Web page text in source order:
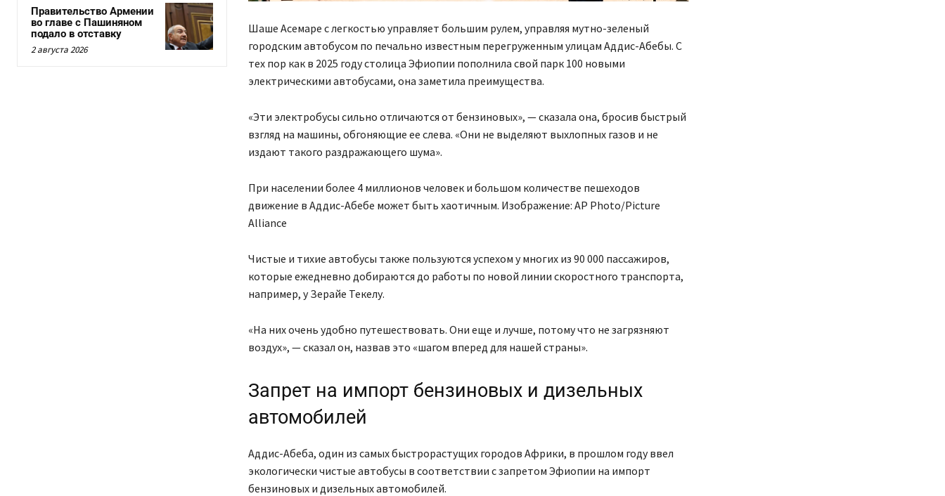
Правительство Армении
во главе с Пашиняном
подало в отставку
2 августа 2026
Шаше Асемаре с легкостью управляет большим рулем, управляя мутно-зеленый
городским автобусом по печально известным перегруженным улицам Аддис-Абебы. С
тех пор как в 2025 году столица Эфиопии пополнила свой парк 100 новыми
электрическими автобусами, она заметила преимущества.
«Эти электробусы сильно отличаются от бензиновых», — сказала она, бросив быстрый
взгляд на машины, обгоняющие ее слева. «Они не выделяют выхлопных газов и не
издают такого раздражающего шума».
При населении более 4 миллионов человек и большом количестве пешеходов
движение в Аддис-Абебе может быть хаотичным. Изображение: AP Photo/Picture
Alliance
Чистые и тихие автобусы также пользуются успехом у многих из 90 000 пассажиров,
которые ежедневно добираются до работы по новой линии скоростного транспорта,
например, у Зерайе Текелу.
«На них очень удобно путешествовать. Они еще и лучше, потому что не загрязняют
воздух», — сказал он, назвав это «шагом вперед для нашей страны».
Запрет на импорт бензиновых и дизельных
автомобилей
Аддис-Абеба, один из самых быстрорастущих городов Африки, в прошлом году ввел
экологически чистые автобусы в соответствии с запретом Эфиопии на импорт
бензиновых и дизельных автомобилей.